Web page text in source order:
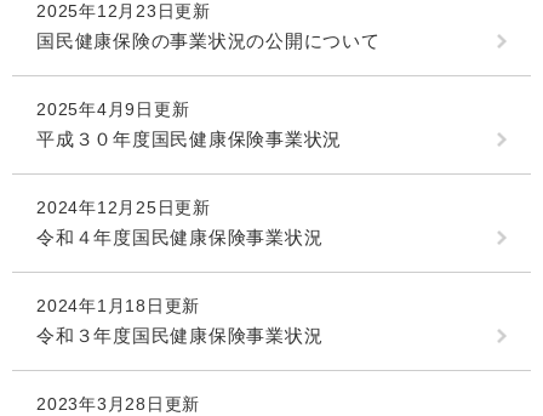
2025年12月23日更新
国民健康保険の事業状況の公開について
2025年4月9日更新
平成３０年度国民健康保険事業状況
2024年12月25日更新
令和４年度国民健康保険事業状況
2024年1月18日更新
令和３年度国民健康保険事業状況
2023年3月28日更新